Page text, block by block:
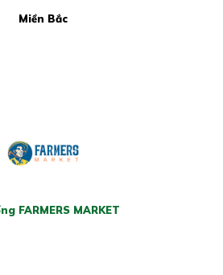
Miền Bắc
FARMERS MARKET